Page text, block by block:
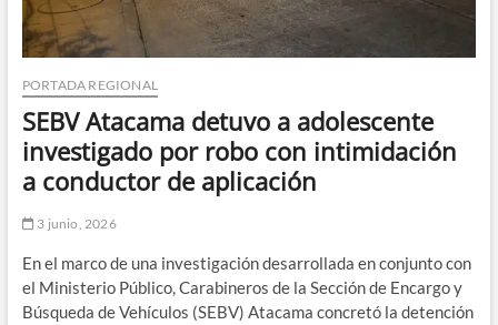
PORTADA REGIONAL
SEBV Atacama detuvo a adolescente
investigado por robo con intimidación
a conductor de aplicación
3 junio, 2026
En el marco de una investigación desarrollada en conjunto con
el Ministerio Público, Carabineros de la Sección de Encargo y
Búsqueda de Vehículos (SEBV) Atacama concretó la detención